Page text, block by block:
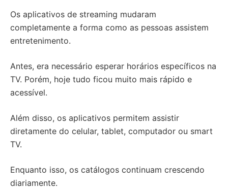
Os aplicativos de streaming mudaram
completamente a forma como as pessoas assistem
entretenimento.
Antes, era necessário esperar horários específicos na
TV. Porém, hoje tudo ficou muito mais rápido e
acessível.
Além disso, os aplicativos permitem assistir
diretamente do celular, tablet, computador ou smart
TV.
Enquanto isso, os catálogos continuam crescendo
diariamente.